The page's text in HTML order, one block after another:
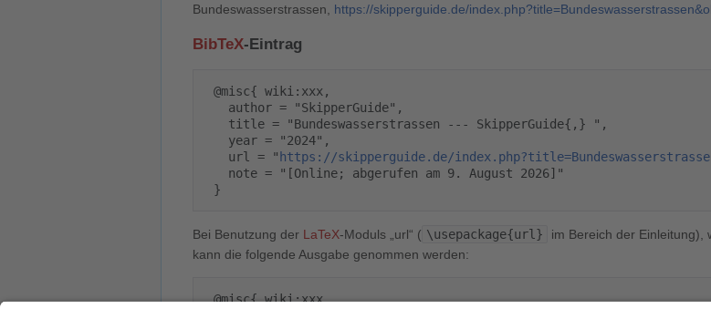
Bundeswasserstrassen, https://skipperguide.de/
BibTeX-Eintrag
   url = "
https://skipperguide.de/
Bei Benutzung der LaTeX-Moduls „url“ ( \usepackage{url}
im Bereich der Einleitung),
kann die folgende Ausgabe genommen werden:
@misc{ wiki:xxx,